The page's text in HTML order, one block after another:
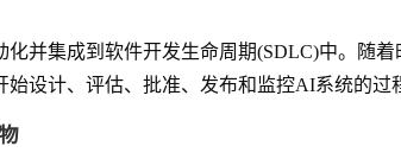
并集成到软件开发生命周期(SDLC)中。随
设计、评估、批准、发布和监控AI系统的过